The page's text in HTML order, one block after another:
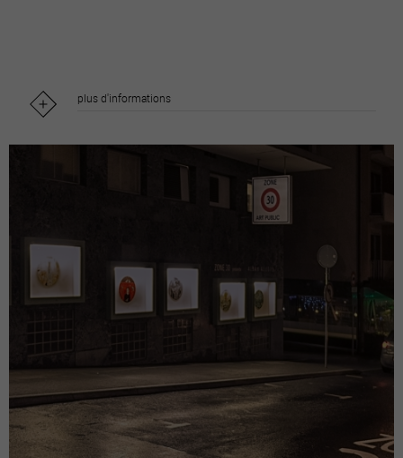
plus d'informations